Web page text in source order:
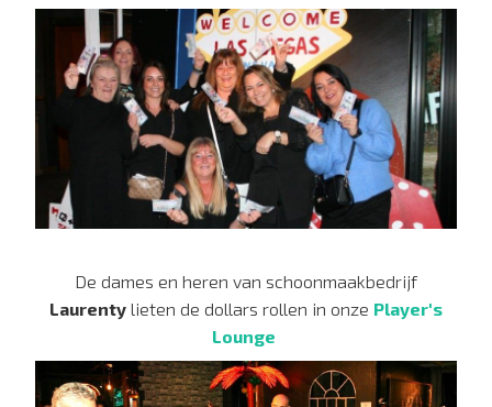
De dames en heren van schoonmaakbedrijf
Laurenty lieten de dollars rollen in onze Player's
Lounge